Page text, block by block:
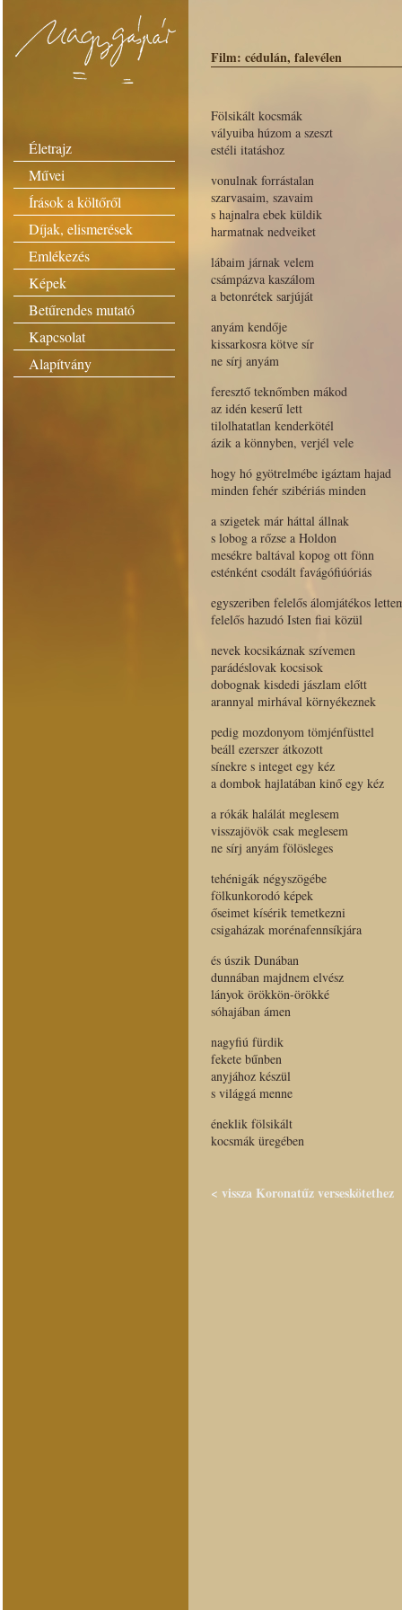
Életrajz
Művei
Írások a költőről
Díjak, elismerések
Emlékezés
Képek
Betűrendes mutató
Kapcsolat
Alapítvány
Film: cédulán, falevélen
Fölsikált kocsmák
vályuiba húzom a szeszt
estéli itatáshoz
vonulnak forrástalan
szarvasaim, szavaim
s hajnalra ebek küldik
harmatnak nedveiket
lábaim járnak velem
csámpázva kaszálom
a betonrétek sarjúját
anyám kendője
kissarkosra kötve sír
ne sírj anyám
feresztő teknőmben mákod
az idén keserű lett
tilolhatatlan kenderkötél
ázik a könnyben, verjél vele
hogy hó gyötrelmébe igáztam hajad
minden fehér szibériás minden
a szigetek már háttal állnak
s lobog a rőzse a Holdon
mesékre baltával kopog ott fönn
esténként csodált favágófiúóriás
egyszeriben felelős álomjátékos
felelős hazudó Isten fiai közül
nevek kocsikáznak szívemen
parádéslovak kocsisok
dobognak kisdedi jászlam előtt
arannyal mirhával környékeznek
pedig mozdonyom tömjénfüsttel
beáll ezerszer átkozott
sínekre s integet egy kéz
a dombok hajlatában kinő egy kéz
a rókák halálát meglesem
visszajövök csak meglesem
ne sírj anyám fölösleges
tehénigák négyszögébe
fölkunkorodó képek
őseimet kísérik temetkezni
csigaházak morénafennsíkjára
és úszik Dunában
dunnában majdnem elvész
lányok örökkön-örökké
sóhajában ámen
nagyfiú fürdik
fekete bűnben
anyjához készül
s világgá menne
éneklik fölsikált
kocsmák üregében
< vissza Koronatűz verseskötethez